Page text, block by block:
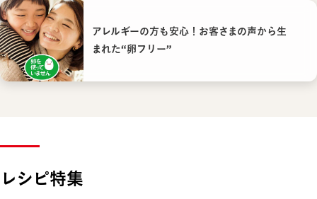
アレルギーの方も安心！お客さまの声から生
まれた“卵フリー”
レシピ特集